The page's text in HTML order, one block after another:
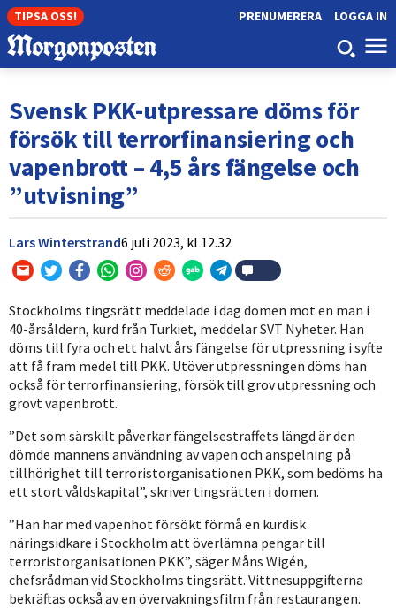
TIPSA OSS! LOGGA IN
PRENUMERERA
Svensk PKK-utpressare döms för
försök till terrorfinansiering och
vapenbrott – 4,5 års fängelse och
”utvisning”
Lars Winterstrand6 juli 2023, kl 12.32
Stockholms tingsrätt meddelade i dag domen mot en man i
40-årsåldern, kurd från Turkiet, meddelar SVT Nyheter. Han
döms till fyra och ett halvt års fängelse för utpressning i syfte
att få fram medel till PKK. Utöver utpressningen döms han
också för terrorfinansiering, försök till grov utpressning och
grovt vapenbrott.
”Det som särskilt påverkar fängelsestraffets längd är den
dömde mannens användning av vapen och anspelning på
tillhörighet till terroristorganisationen PKK, som bedöms ha
ett stort våldskapital”, skriver tingsrätten i domen.
”Han har med vapenhot försökt förmå en kurdisk
näringsidkare i Stockholm att överlämna pengar till
terroristorganisationen PKK”, säger Måns Wigén,
chefsrådman vid Stockholms tingsrätt. Vittnesuppgifterna
bekräftas också av en övervakningsfilm från restaurangen.